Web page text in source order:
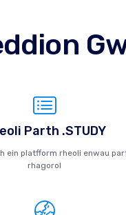
Parth .STUDY
ein platfform rheoli enwau
rhagorol